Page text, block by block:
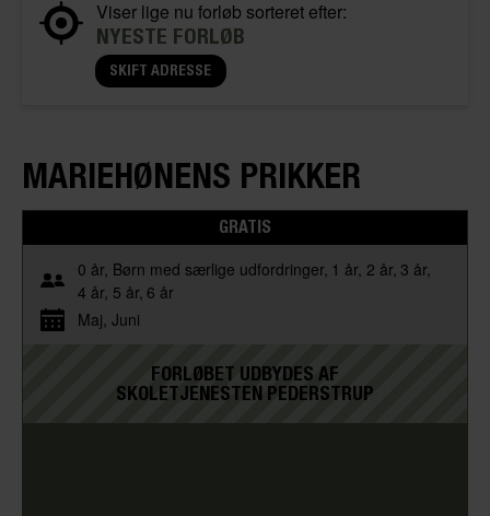
Viser lige nu forløb sorteret efter:
NYESTE FORLØB
SKIFT ADRESSE
MARIEHØNENS PRIKKER
GRATIS
0 år Børn med særlige udfordringer 1 år 2 år 3 år
4 år 5 år 6 år
Maj Juni
FORLØBET UDBYDES AF
SKOLETJENESTEN PEDERSTRUP